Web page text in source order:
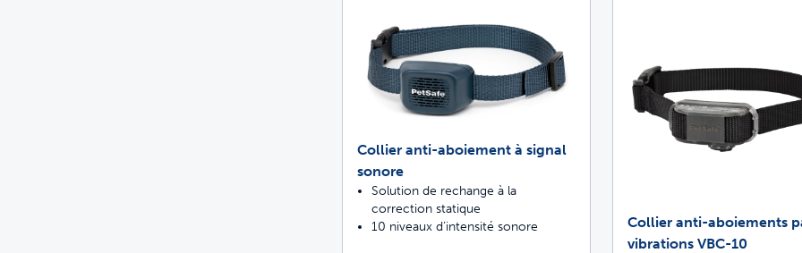
Collier anti-aboiement à signal
sonore
Solution de rechange à la
correction statique
10 niveaux d’intensité sonore
Collier anti-aboiements
vibrations VBC-10